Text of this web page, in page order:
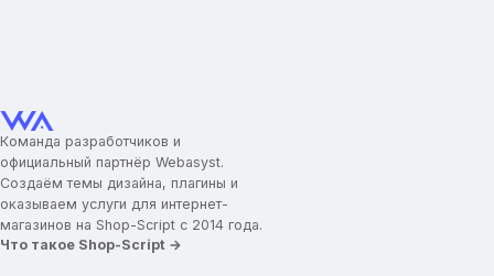
Команда разработчиков и
официальный партнёр Webasyst.
Создаём темы дизайна, плагины и
оказываем услуги для интернет-
магазинов на Shop-Script с 2014 года.
Что такое Shop-Script →